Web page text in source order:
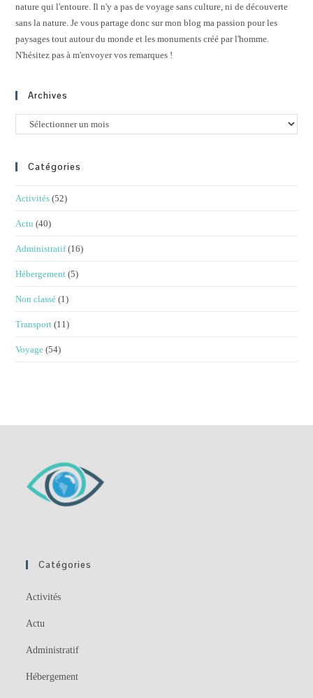
nature qui l'entoure. Il n'y a pas de voyage sans culture, ni de découverte
sans la nature. Je vous partage donc sur mon blog ma passion pour les
paysages tout autour du monde et les monuments créé par l'homme.
N'hésitez pas à m'envoyer vos remarques !
Archives
Archives
Catégories
Activités (52)
Actu (40)
Administratif (16)
Hébergement (5)
Non classé (1)
Transport (11)
Voyage (54)
Catégories
Activités
Actu
Administratif
Hébergement